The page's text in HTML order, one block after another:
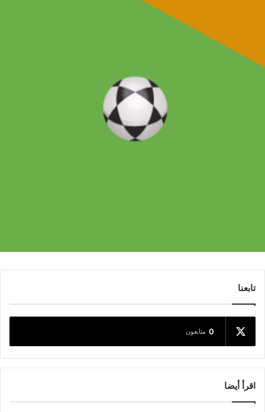
تابعنا
0 متابعون
اقرأ أيضا